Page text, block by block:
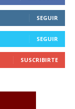
SEGUIR
SEGUIR
SUSCRIBIRTE